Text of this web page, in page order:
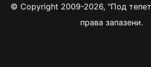
© Copyright 2009-2026, "Под
права запазени.